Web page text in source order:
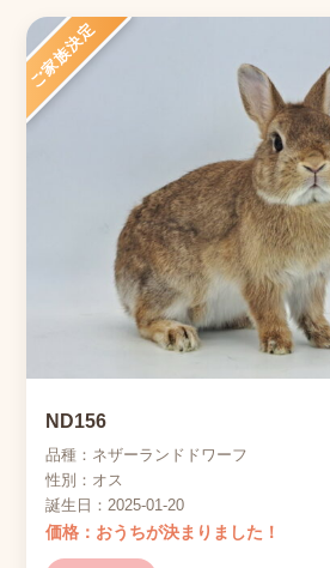
ご家族決定
ND156
品種：ネザーランドドワーフ
性別：オス
誕生日：2025-01-20
価格：おうちが決まりました！